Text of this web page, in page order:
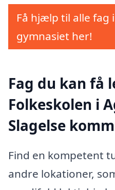
Få hjælp til alle fag
gymnasiet her!
Fag du kan
Folkeskolen i
Slagelse
Find en kompetent
andre lokationer,